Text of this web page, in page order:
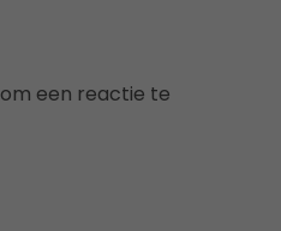
om een reactie te